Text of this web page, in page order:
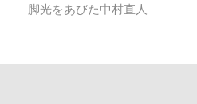
脚光をあびた中村直人